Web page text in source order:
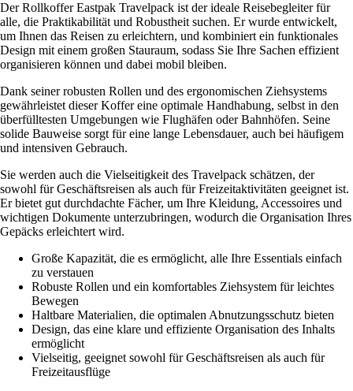
Der Rollkoffer Eastpak Travelpack ist der ideale Reisebegleiter für
alle, die Praktikabilität und Robustheit suchen. Er wurde entwickelt,
um Ihnen das Reisen zu erleichtern, und kombiniert ein funktionales
Design mit einem großen Stauraum, sodass Sie Ihre Sachen effizient
organisieren können und dabei mobil bleiben.
Dank seiner robusten Rollen und des ergonomischen Ziehsystems
gewährleistet dieser Koffer eine optimale Handhabung, selbst in den
überfülltesten Umgebungen wie Flughäfen oder Bahnhöfen. Seine
solide Bauweise sorgt für eine lange Lebensdauer, auch bei häufigem
und intensiven Gebrauch.
Sie werden auch die Vielseitigkeit des Travelpack schätzen, der
sowohl für Geschäftsreisen als auch für Freizeitaktivitäten geeignet ist.
Er bietet gut durchdachte Fächer, um Ihre Kleidung, Accessoires und
wichtigen Dokumente unterzubringen, wodurch die Organisation Ihres
Gepäcks erleichtert wird.
Große Kapazität, die es ermöglicht, alle Ihre Essentials einfach
zu verstauen
Robuste Rollen und ein komfortables Ziehsystem für leichtes
Bewegen
Haltbare Materialien, die optimalen Abnutzungsschutz bieten
Design, das eine klare und effiziente Organisation des Inhalts
ermöglicht
Vielseitig, geeignet sowohl für Geschäftsreisen als auch für
Freizeitausflüge